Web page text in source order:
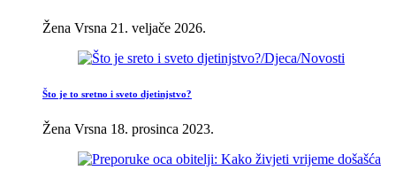
Žena Vrsna 21. veljače 2026.
Što je to sretno i sveto djetinjstvo?
Žena Vrsna 18. prosinca 2023.